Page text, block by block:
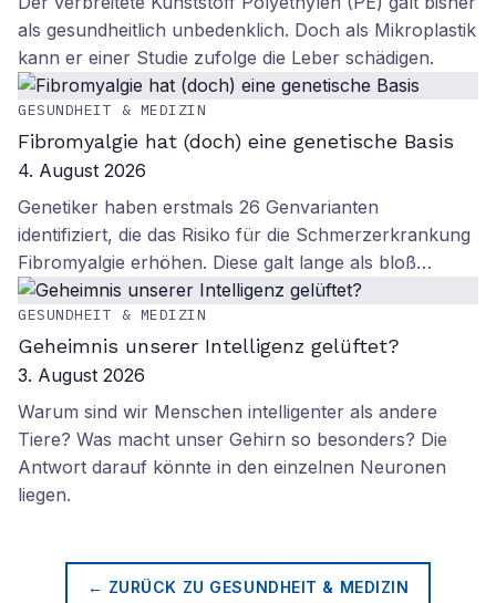
als gesundheitlich unbedenklich. Doch als Mikroplastik
kann er einer Studie zufolge die Leber schädigen.
GESUNDHEIT & MEDIZIN
Fibromyalgie hat (doch) eine genetische Basis
4. August 2026
Genetiker haben erstmals 26 Genvarianten
identifiziert, die das Risiko für die Schmerzerkrankung
Fibromyalgie erhöhen. Diese galt lange als bloß…
GESUNDHEIT & MEDIZIN
Geheimnis unserer Intelligenz gelüftet?
3. August 2026
Warum sind wir Menschen intelligenter als andere
Tiere? Was macht unser Gehirn so besonders? Die
Antwort darauf könnte in den einzelnen Neuronen
liegen.
← ZURÜCK ZU GESUNDHEIT & MEDIZIN